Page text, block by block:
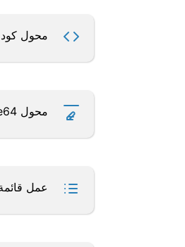
محول كود
محول Base64
عمل